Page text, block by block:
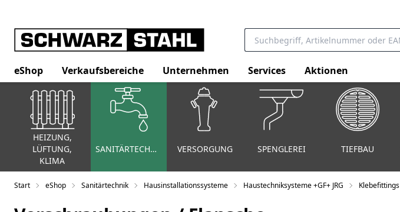
eShop Verkaufsbereiche Unternehmen Services Aktionen
HEIZUNG,
LÜFTUNG,
KLIMA
SANITÄRTECHNIK VERSORGUNG SPENGLEREI TIEFBAU
Start eShop Sanitärtechnik Hausinstallationssysteme Haustechniksysteme +GF+ JRG Klebefittings